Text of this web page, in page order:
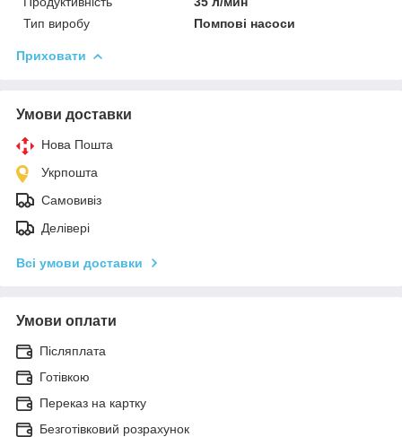
Тип виробу
Помпові насоси
Приховати
Умови доставки
Нова Пошта
Укрпошта
Самовивіз
Делівері
Всі умови доставки
Умови оплати
Післяплата
Готівкою
Переказ на картку
Безготівковий розрахунок